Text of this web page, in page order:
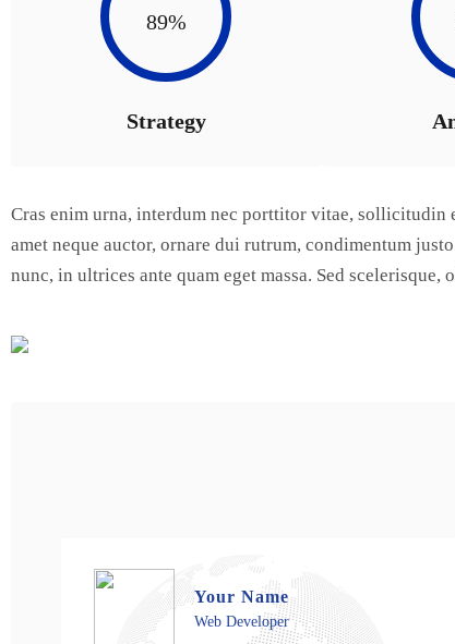
89%
Strategy
Cras enim urna, interdum nec porttitor vitae, sollicitudin
amet neque auctor, ornare dui rutrum, condimentum
nunc, in ultrices ante quam eget massa. Sed
Your Name
Web Developer